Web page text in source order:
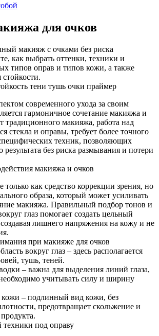
для очков
макияж с очками без риска
как выбрать оттенки, техники и
типов оправ и типов кожи, а также
тени тушь очки праймер
современного ухода за своим
гармоничное сочетание макияжа и
традиционного макияжа, работа над
стекла и оправы, требует более точного
техник, позволяющих
результата без риска размывания и потери
макияжа и очков
как средство коррекции зрения, но
образа, который может усиливать
макияжа. Правильный подбор тонов и
глаз помогает создать цельный
лишнего напряжения на кожу и не
при макияже для очков
вокруг глаз – здесь располагается
тушь, теней.
– важна для выделения линий глаза,
учитывать силу и ширину
кожи – подлинный вид кожи, без
предотвращает скольжение и
под оправу